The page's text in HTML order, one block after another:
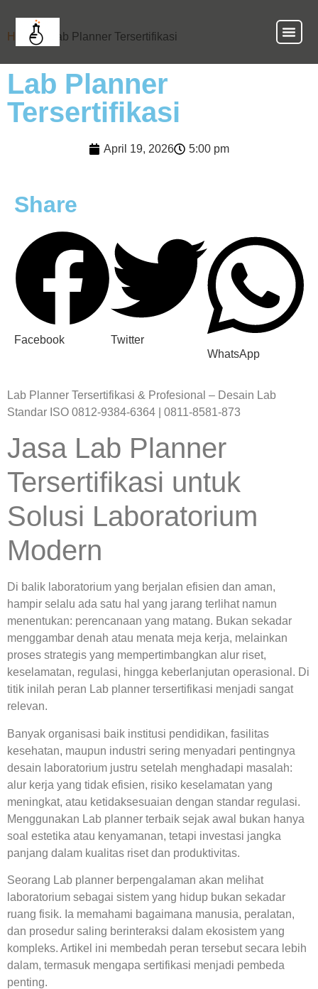
Home» Lab Planner Tersertifikasi
Lab Planner
Tersertifikasi
April 19, 2026 5:00 pm
Share
Facebook
Twitter
WhatsApp
Lab Planner Tersertifikasi & Profesional – Desain Lab
Standar ISO 0812-9384-6364 | 0811-8581-873
Jasa Lab Planner
Tersertifikasi untuk
Solusi Laboratorium
Modern
Di balik laboratorium yang berjalan efisien dan aman,
hampir selalu ada satu hal yang jarang terlihat namun
menentukan: perencanaan yang matang. Bukan sekadar
menggambar denah atau menata meja kerja, melainkan
proses strategis yang mempertimbangkan alur riset,
keselamatan, regulasi, hingga keberlanjutan operasional. Di
titik inilah peran Lab planner tersertifikasi menjadi sangat
relevan.
Banyak organisasi baik institusi pendidikan, fasilitas
kesehatan, maupun industri sering menyadari pentingnya
desain laboratorium justru setelah menghadapi masalah:
alur kerja yang tidak efisien, risiko keselamatan yang
meningkat, atau ketidaksesuaian dengan standar regulasi.
Menggunakan Lab planner terbaik sejak awal bukan hanya
soal estetika atau kenyamanan, tetapi investasi jangka
panjang dalam kualitas riset dan produktivitas.
Seorang Lab planner berpengalaman akan melihat
laboratorium sebagai sistem yang hidup bukan sekadar
ruang fisik. Ia memahami bagaimana manusia, peralatan,
dan prosedur saling berinteraksi dalam ekosistem yang
kompleks. Artikel ini membedah peran tersebut secara lebih
dalam, termasuk mengapa sertifikasi menjadi pembeda
penting.